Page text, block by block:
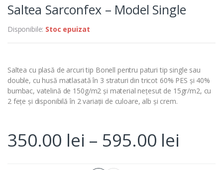
Saltea Sarconfex – Model Single
Disponibile: Stoc epuizat
Saltea cu plasă de arcuri tip Bonell pentru paturi tip single sau
double, cu husă matlasată în 3 straturi din tricot 60% PES și 40%
bumbac, vatelină de 150g/m2 și material nețesut de 15gr/m2, cu
2 fețe și disponibilă în 2 variații de culoare, alb și crem.
350.00 lei – 595.00 lei